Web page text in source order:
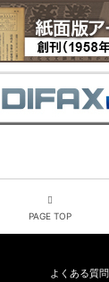
PAGE TOP
よくある質問